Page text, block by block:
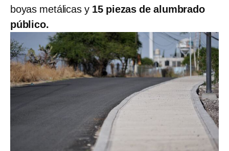
boyas metálicas y 15 piezas de alumbrado
público.